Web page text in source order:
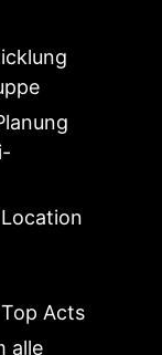
Acts
alle